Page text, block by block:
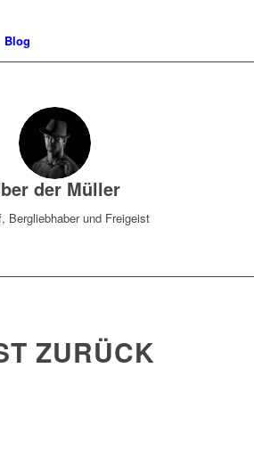
Blog
der Müller
Bergliebhaber und Freigeist
ZURÜCK